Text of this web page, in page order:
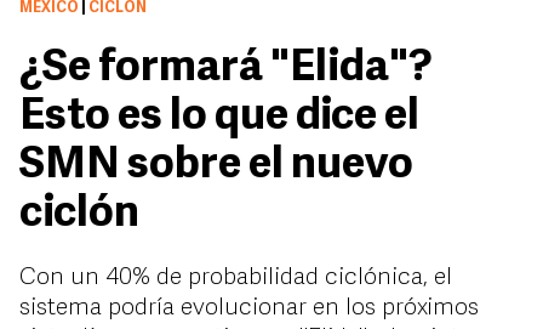
MÉXICO CICLÓN
¿Se formará "Elida"?
Esto es lo que dice el
SMN sobre el nuevo
ciclón
Con un 40% de probabilidad ciclónica, el
sistema podría evolucionar en los próximos